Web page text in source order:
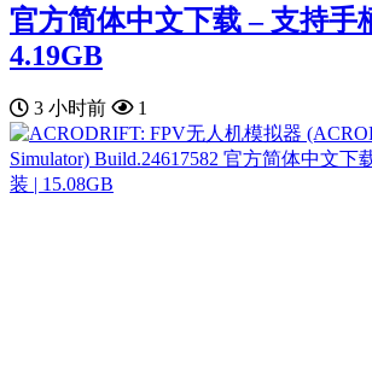
官方简体中文下载 – 支持手
4.19GB
3 小时前 1